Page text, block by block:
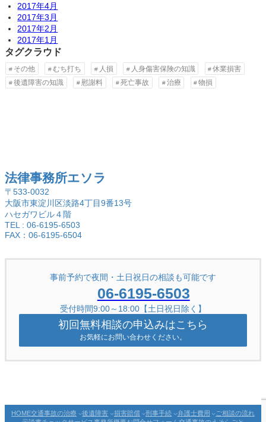
2017年4月
2017年3月
2017年2月
2017年1月
タグクラウド
その他 むち打ち 人損 人身傷害保険の知識
休業損害
後遺障害の知識
慰謝料 死亡事故 治療 物損
法律事務所エソラ
〒533-0032
大阪市東淀川区淡路4丁目9番13号
ハセガワビル４階
TEL : 06-6195-6503
FAX：06-6195-6504
事前予約で夜間・土日祝日の相談も可能です
06-6195-6503
受付時間9:00～18:00【土日祝日除く】
初回無料相談の申込みはこちら
お気軽にお問い合わせください。
HOME交通事故の治療 後遺障害 損害賠償 刑事手続 弁護士費用
ご相談の流れ